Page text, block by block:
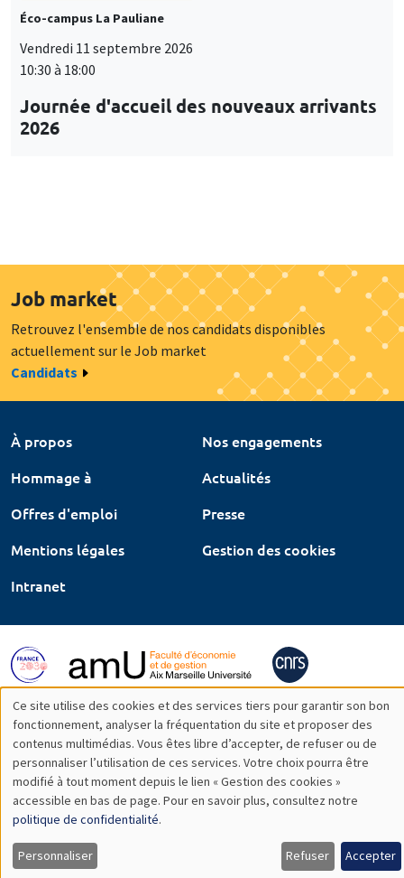
Éco-campus La Pauliane
Vendredi 11 septembre 2026
10:30 à 18:00
Journée d'accueil des nouveaux arrivants
2026
Job market
Retrouvez l'ensemble de nos candidats disponibles
actuellement sur le Job market
Candidats
À propos
Nos engagements
Hommage à
Actualités
Offres d'emploi
Presse
Mentions légales
Gestion des cookies
Intranet
Utilisation
des
données
personnelles
et
Ce site utilise des cookies et des services tiers pour garantir son bon
fonctionnement, analyser la fréquentation du site et proposer des
contenus multimédias. Vous êtes libre d’accepter, de refuser ou de
personnaliser l’utilisation de ces services. Votre choix pourra être
modifié à tout moment depuis le lien « Gestion des cookies »
accessible en bas de page. Pour en savoir plus, consultez notre
politique de confidentialité.
Personnaliser Refuser Accepter